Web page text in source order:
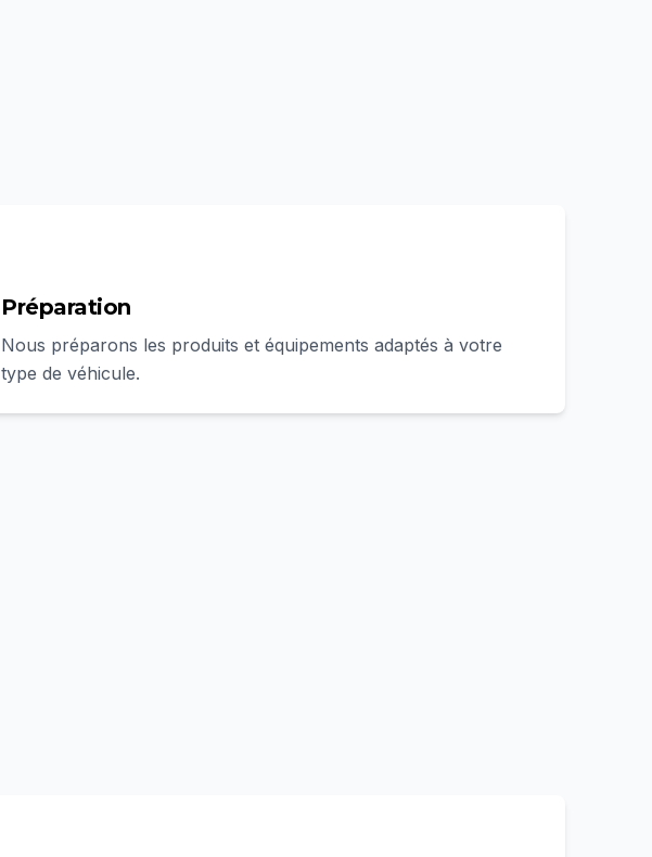
Préparation
Nous préparons les produits et équipements adaptés à votre
type de véhicule.